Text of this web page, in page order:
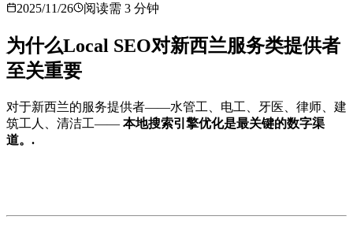
2025/11/26 阅读需 3 分钟
为什么Local SEO对新西兰服务类提供者
至关重要
对于新西兰的服务提供者——水管工、电工、牙医、律师、建
筑工人、清洁工—— 本地搜索引擎优化是最关键的数字渠
道。.